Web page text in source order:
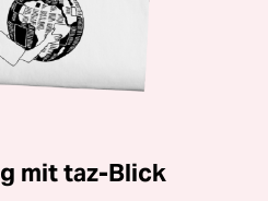
mit taz-Blick